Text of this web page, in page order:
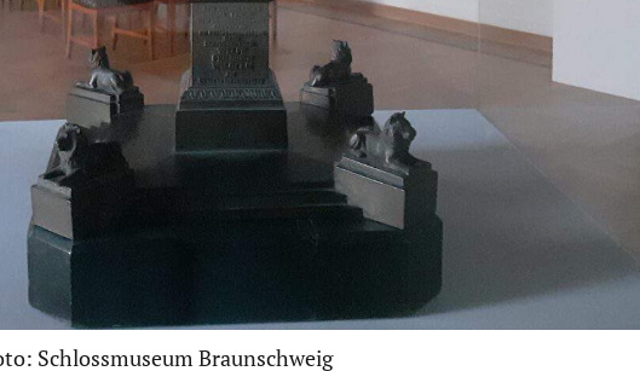
Schlossmuseum Braunschweig